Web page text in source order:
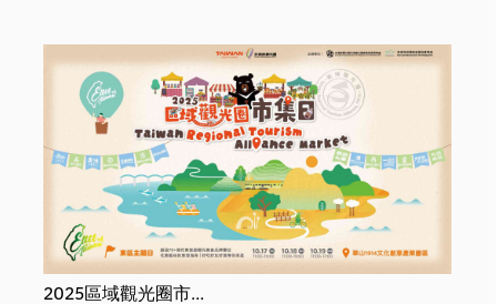
協辦單位：雅比斯國
際創意策略股份有限
公司
2025區域觀光圈市...